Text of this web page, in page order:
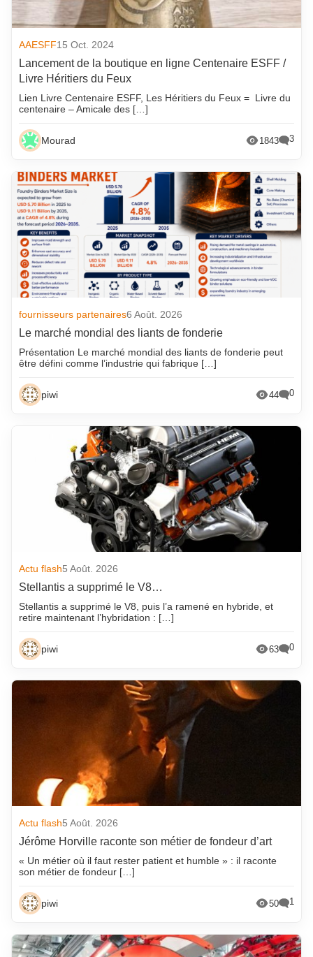
AAESFF15 Oct. 2024
Lancement de la boutique en ligne Centenaire ESFF /
Livre Héritiers du Feux
Lien Livre Centenaire ESFF, Les Héritiers du Feux = Livre du
centenaire – Amicale des […]
Mourad 1843 3
fournisseurs partenaires6 Août. 2026
Le marché mondial des liants de fonderie
Présentation Le marché mondial des liants de fonderie peut
être défini comme l’industrie qui fabrique […]
piwi 44 0
Actu flash5 Août. 2026
Stellantis a supprimé le V8…
Stellantis a supprimé le V8, puis l’a ramené en hybride, et
retire maintenant l’hybridation : […]
piwi 63 0
Actu flash5 Août. 2026
Jérôme Horville raconte son métier de fondeur d’art
« Un métier où il faut rester patient et humble » : il raconte
son métier de fondeur […]
piwi 50 1